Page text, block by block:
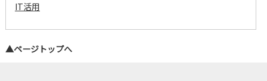
IT活用
▲ページトップへ